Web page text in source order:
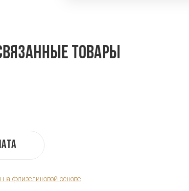
товары
на флизелиновой основе